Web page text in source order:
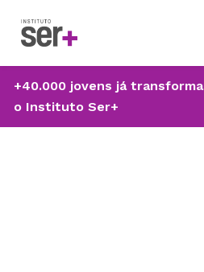
+40.000 jovens já
o Instituto Ser+